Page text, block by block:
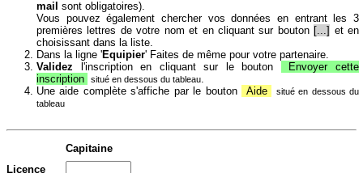
mail sont obligatoires).
Vous pouvez également chercher vos données en entrant les 3
premières lettres de votre nom et en cliquant sur bouton [...] et en
choisissant dans la liste.
Dans la ligne 'Equipier' Faites de même pour votre partenaire.
Validez l'inscription en cliquant sur le bouton
Envoyer cette
inscription
situé en dessous du tableau
Une aide complète s'affiche par le bouton
Aide
situé en dessous du
tableau
Capitaine
Licence